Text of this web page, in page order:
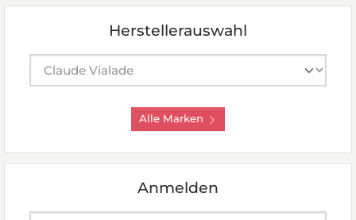
Herstellerauswahl
Alle Marken
Anmelden